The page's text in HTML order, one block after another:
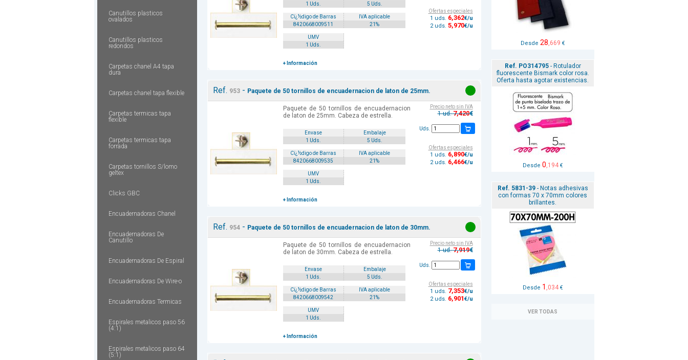
Canutillos plasticos
ovalados
Canutillos plasticos
redondos
Carpetas chanel A4 tapa
dura
Carpetas chanel tapa flexible
Carpetas termicas tapa
flexible
Carpetas termicas tapa
forrada
Carpetas tornillos S/lomo
geltex
Clicks GBC
Encuadernadoras Chanel
Encuadernadoras De
Canutillo
Encuadernadoras De Espiral
Encuadernadoras De Wire-o
Encuadernadoras Termicas
Espirales metalicos paso 56
(4:1)
Espirales metalicos paso 64
(5:1)
1 Uds.
5 Uds.
Cï¿½digo de Barras
IVA aplicable
8420668009511
21%
UMV
1 Uds.
+ Información
Ofertas especiales
1 uds. 6,362€/u
2 uds. 5,970€/u
Ref. 953- Paquete de 50 tornillos de encuadernacion de laton de 25mm.
Paquete de 50 tornillos de encuadernacion
de laton de 25mm. Cabeza de estrella.
Envase
Embalaje
1 Uds.
5 Uds.
Cï¿½digo de Barras
IVA aplicable
8420668009535
21%
UMV
1 Uds.
+ Información
Precio neto sin IVA
1 ud.7,420€
Uds.
Ofertas especiales
1 uds. 6,890€/u
2 uds. 6,466€/u
Ref. 954- Paquete de 50 tornillos de encuadernacion de laton de 30mm.
Paquete de 50 tornillos de encuadernacion
de laton de 30mm. Cabeza de estrella.
Envase
Embalaje
1 Uds.
5 Uds.
Cï¿½digo de Barras
IVA aplicable
8420668009542
21%
UMV
1 Uds.
+ Información
Precio neto sin IVA
1 ud.7,919€
Uds.
Ofertas especiales
1 uds. 7,353€/u
2 uds. 6,901€/u
Desde 28,669 €
Ref. PO314795- Rotulador
fluorescente Bismark color rosa.
Oferta hasta agotar existencias.
Desde 0,194€
Ref. 5831-39- Notas adhesivas
con formas 70 x 70mm colores
brillantes.
Desde 1 ,034€
VER TODAS